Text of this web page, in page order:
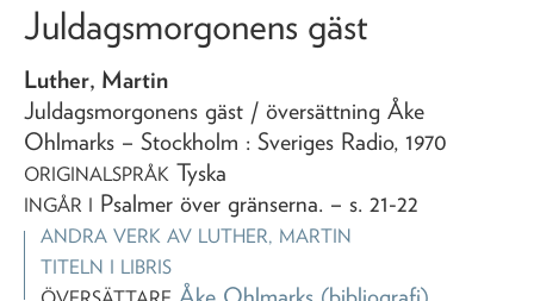
Juldagsmorgonens gäst
Luther, Martin
Juldagsmorgonens gäst / översättning Åke
Ohlmarks – Stockholm : Sveriges Radio, 1970
ORIGINALSPRÅK Tyska
INGÅR I Psalmer över gränserna. – s. 21-22
ANDRA VERK AV LUTHER, MARTIN
TITELN I LIBRIS